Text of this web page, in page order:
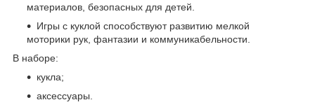
материалов, безопасных для детей.
Игры с куклой способствуют развитию мелкой
моторики рук, фантазии и коммуникабельности.
В наборе:
кукла;
аксессуары.